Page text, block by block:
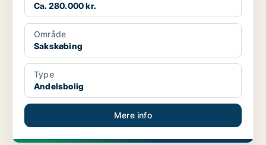
Ca. 280.000 kr.
Område
Sakskøbing
Type
Andelsbolig
Mere info